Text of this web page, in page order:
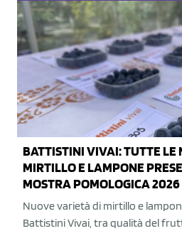
BATTISTINI VIVAI: TUTTE LE
MIRTILLO E LAMPONE
MOSTRA POMOLOGICA 2026
Nuove varietà di mirtillo e
Battistini Vivai, tra qualità del